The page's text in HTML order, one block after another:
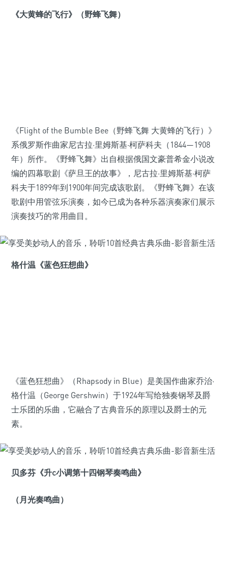
《大黄蜂的飞行》（野蜂飞舞）
《Flight of the Bumble Bee（野蜂飞舞 大黄蜂的飞行）》
系俄罗斯作曲家尼古拉·里姆斯基·柯萨科夫（1844—1908
年）所作。《野蜂飞舞》出自根据俄国文豪普希金小说改
编的四幕歌剧《萨旦王的故事》，尼古拉·里姆斯基·柯萨
科夫于1899年到1900年间完成该歌剧。《野蜂飞舞》在该
歌剧中用管弦乐演奏，如今已成为各种乐器演奏家们展示
演奏技巧的常用曲目。
格什温《蓝色狂想曲》
《蓝色狂想曲》（Rhapsody in Blue）是美国作曲家乔治·
格什温（George Gershwin）于1924年写给独奏钢琴及爵
士乐团的乐曲，它融合了古典音乐的原理以及爵士的元
素。
贝多芬《升c小调第十四钢琴奏鸣曲》
（月光奏鸣曲）